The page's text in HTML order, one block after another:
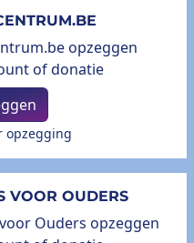
opzegging
VOOR OUDERS